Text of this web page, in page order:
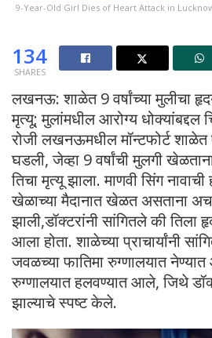
9-Year-Old Girl Dies of Heart Attack in
134
SHARES
लखनऊ: शाळेत 9 वर्षांच्या मुलीचा
मृत्यू; मुलांमधील आरोग्य धोक्यांबद्दल
रोजी लखनऊमधील मॉन्टफोर्ट
घडली, जेव्हा 9 वर्षांची मुलगी
तिचा मृत्यू झाला. माणवी सिंग
खेळाच्या मैदानात खेळत असताना
झाली,डॉक्टरांनी सांगितले की तिला
आला होता. शाळेच्या प्राचार्यांनी
जवळच्या फातिमा रुग्णालयात
रुग्णालयात हलवण्यात आले, जिथे
झाल्याचे स्पष्ट केले.